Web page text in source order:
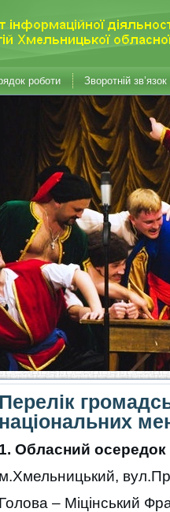
роботи Зворотній зв’язок
Перелік
національних
1. Обласний осередок
м.Хмельницький,
Голова – Міцінський